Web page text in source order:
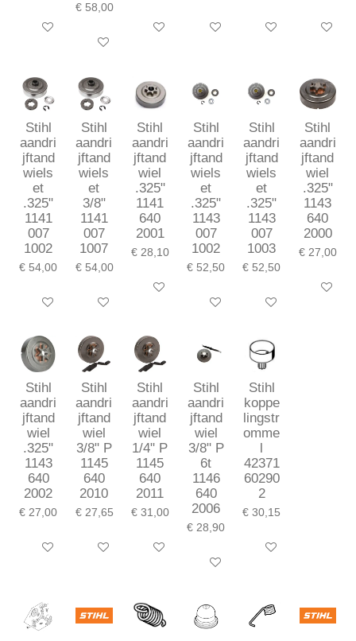
In winkelwagen
€ 58,00
In winkelwagen
In winkelwagenIn winkelwagenIn winkelwagen
In
Stihl
aandri
jftand
wiels
et
.325"
1141
007
1002
€ 54,00
In winkelwagen
Stihl
aandri
jftand
wiels
et
3/8"
1141
007
1007
€ 54,00
In winkelwagen
Stihl
aandri
jftand
wiel
.325"
1141
640
2001
€ 28,10
In winkelwagen
Stihl
aandri
jftand
wiels
et
.325"
1143
007
1002
€ 52,50
In winkelwagen
Stihl
aandri
jftand
wiels
et
.325"
1143
007
1003
€ 52,50
In winkelwagen
Stihl
aandri
jftand
wiel
.325"
1143
640
2000
€ 27,00
In
Stihl
aandri
jftand
wiel
.325"
1143
640
2002
€ 27,00
In winkelwagen
Stihl
aandri
jftand
wiel
3/8" P
1145
640
2010
€ 27,65
In winkelwagen
Stihl
aandri
jftand
wiel
1/4" P
1145
640
2011
€ 31,00
In winkelwagen
Stihl
aandri
jftand
wiel
3/8" P
6t
1146
640
2006
€ 28,90
In winkelwagen
Stihl
koppe
lingstr
omme
42371
60290
2
€ 30,15
In winkelwagen